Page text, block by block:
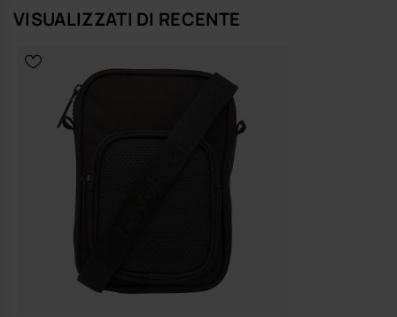
VISUALIZZATI DI RECENTE